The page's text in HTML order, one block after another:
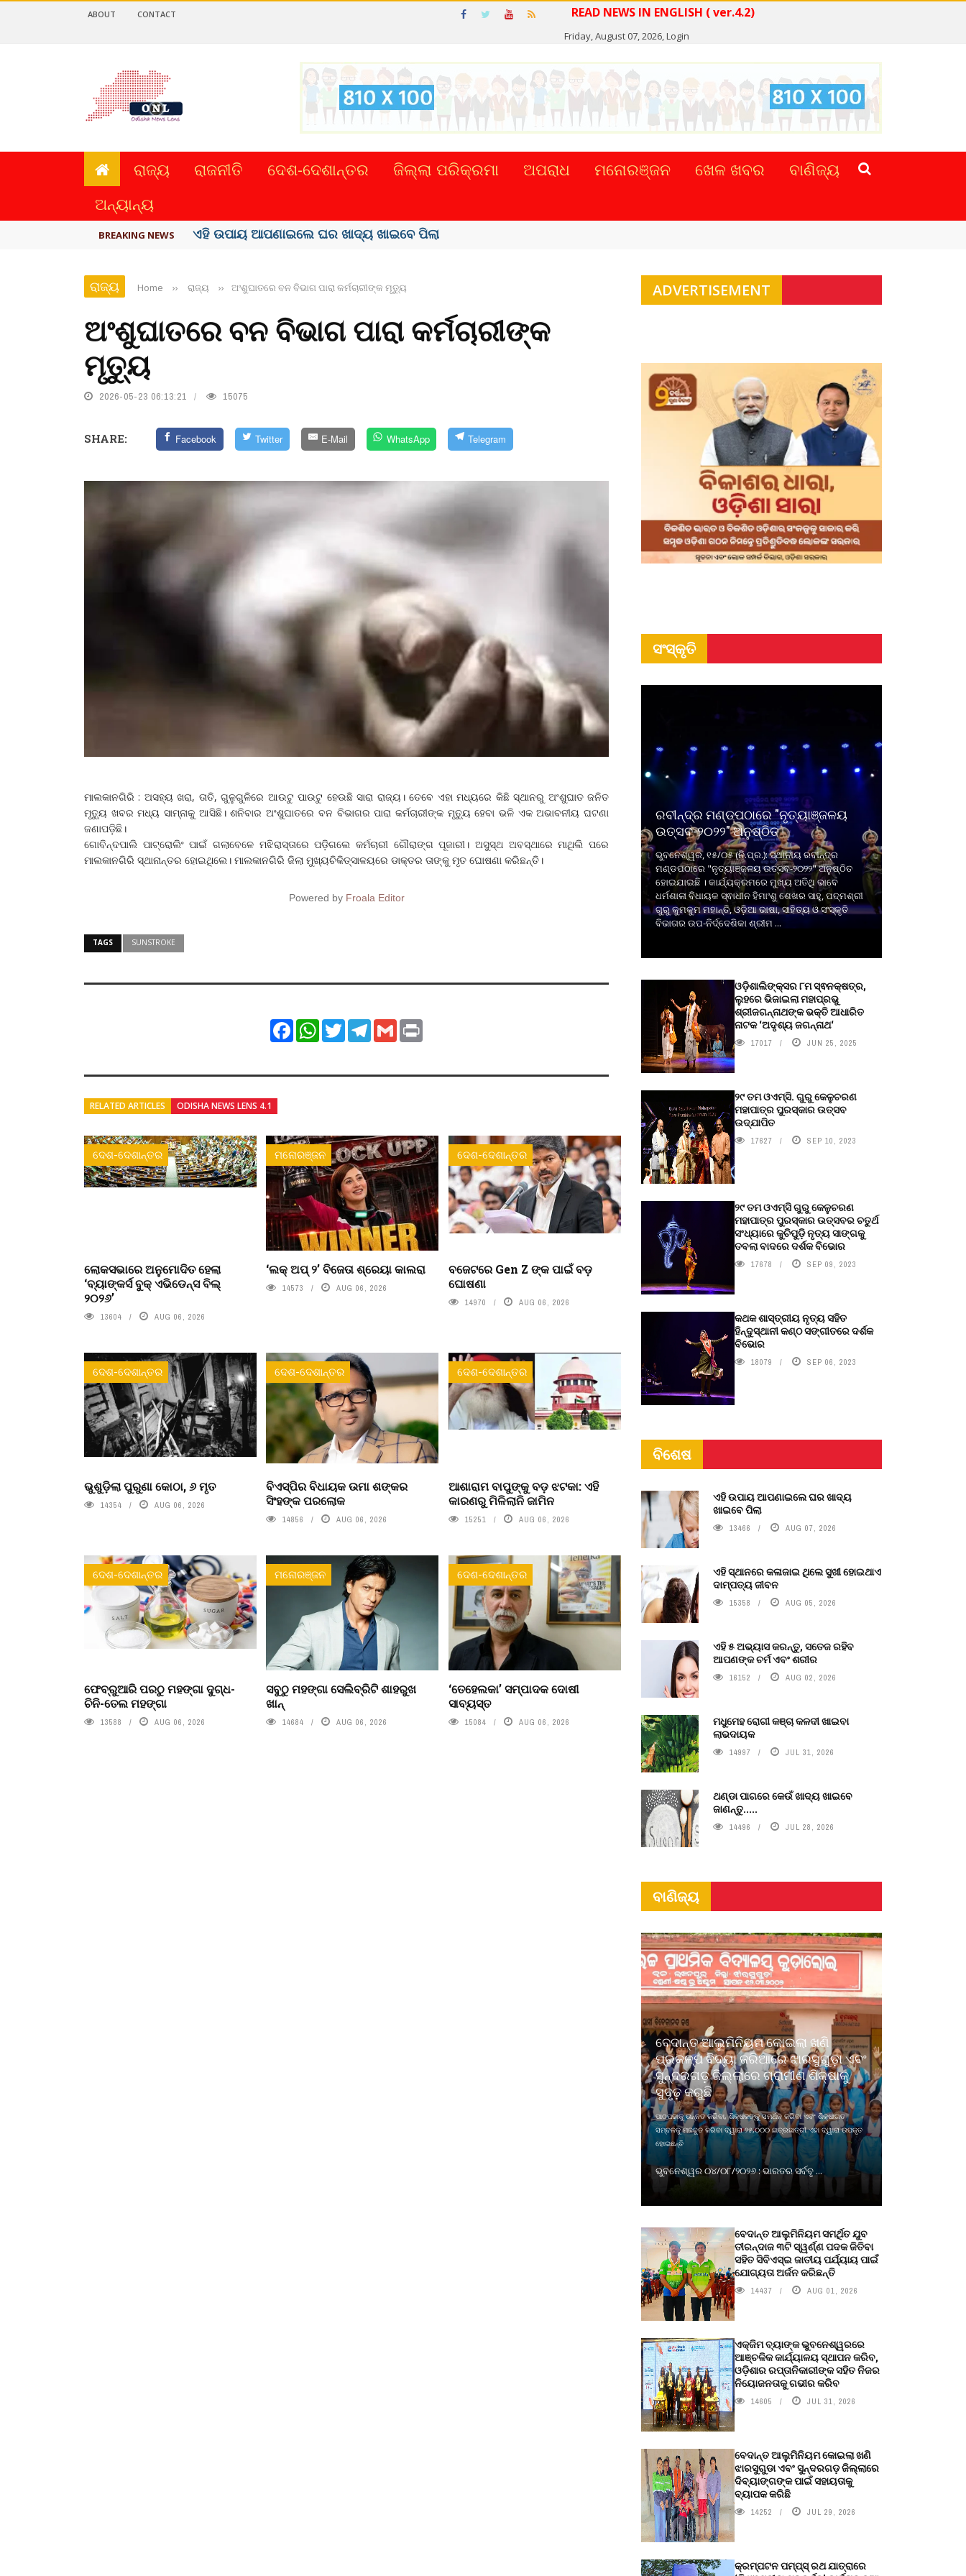
READ NEWS IN ENGLISH ( ver.4.2)
Friday, August 07, 2026,Login
ABOUT CONTACT
ରାଜ୍ୟ ରାଜନୀତି ଦେଶ-ଦେଶାନ୍ତର ଜିଲ୍ଲା ପରିକ୍ରମା ଅପରାଧ ମନୋରଞ୍ଜନ ଖେଳ ଖବର
ବାଣିଜ୍ୟ
ଅନ୍ୟାନ୍ୟ
BREAKING NEWS ଏହି ଉପାୟ ଆପଣାଇଲେ ଘର ଖାଦ୍ୟ ଖାଇବେ ପିଲା
ରାଜ୍ୟ Home ›› ରାଜ୍ୟ ›› ଅଂଶୁଘାତରେ ବନ ବିଭାଗ ପାରା କର୍ମଚାରୀଙ୍କ ମୃତ୍ୟୁ
ଅଂଶୁଘାତରେ ବନ ବିଭାଗ ପାରା କର୍ମଚାରୀଙ୍କ
ମୃତ୍ୟୁ
2026-05-23 06:13:21 15075
SHARE: Facebook Twitter E-Mail WhatsApp Telegram
ମାଲକାନଗିରି : ଅସହ୍ୟ ଖରା, ତାତି, ଗୁଳୁଗୁଳିରେ ଆଉଟୁ ପାଉଟୁ ହେଉଛି ସାରା ରାଜ୍ୟ। ତେବେ ଏହା ମଧ୍ୟରେ କିଛି ସ୍ଥାନରୁ ଅଂଶୁଘାତ ଜନିତ
ମୃତ୍ୟୁ ଖବର ମଧ୍ୟ ସାମ୍ନାକୁ ଆସିଛି। ଶନିବାର ଅଂଶୁଘାତରେ ବନ ବିଭାଗର ପାରା କର୍ମଚାରୀଙ୍କ ମୃତ୍ୟୁ ହେବା ଭଳି ଏକ ଅଭାବନୀୟ ଘଟଣା
ଜଣାପଡ଼ିଛି।
ଗୋବିନ୍ଦପାଲି ପାଟ୍ରୋଲିଂ ପାଇଁ ଗଲାବେଳେ ମଝିରାସ୍ତାରେ ପଡ଼ିଗଲେ କର୍ମଚାରୀ ଗୌରାଙ୍ଗ ପୂଜାରୀ। ଅସୁସ୍ଥ ଅବସ୍ଥାରେ ମାଥିଲି ପରେ
ମାଲକାନଗିରି ସ୍ଥାନାନ୍ତର ହୋଇଥିଲେ। ମାଲକାନଗିରି ଜିଲା ମୁଖ୍ୟଚିକିତ୍ସାଳୟରେ ଡାକ୍ତର ତାଙ୍କୁ ମୃତ ଘୋଷଣା କରିଛନ୍ତି।
Powered by Froala Editor
TAGS SUNSTROKE
FacebookWhatsApp
TwitterTelegram
Gmail
RELATED ARTICLES ODISHA NEWS LENS 4.1
ଦେଶ-ଦେଶାନ୍ତର
ଲୋକସଭାରେ ଅନୁମୋଦିତ ହେଲା
‘ବ୍ୟାଙ୍କର୍ସ ବୁକ୍ ଏଭିଡେନ୍ସ ବିଲ୍
୨୦୨୬’
13604 AUG 06, 2026
ମନୋରଞ୍ଜନ
‘ଲକ୍ ଅପ୍ ୨’ ବିଜେତା ଶ୍ରେୟା କାଲରା
14573 AUG 06, 2026
ଦେଶ-ଦେଶାନ୍ତର
ବଜେଟରେ Gen Z ଙ୍କ ପାଇଁ ବଡ଼
ଘୋଷଣା
14970 AUG 06, 2026
ଦେଶ-ଦେଶାନ୍ତର
ଭୁଶୁଡ଼ିଲା ପୁରୁଣା କୋଠା, ୬ ମୃତ
14354 AUG 06, 2026
ଦେଶ-ଦେଶାନ୍ତର
ବିଏସ୍‌ପିର ବିଧାୟକ ଉମା ଶଙ୍କର
ସିଂହଙ୍କ ପରଲୋକ
14856 AUG 06, 2026
ଦେଶ-ଦେଶାନ୍ତର
ଆଶାରାମ ବାପୁଙ୍କୁ ବଡ଼ ଝଟକା: ଏହି
କାରଣରୁ ମିଳିଲାନି ଜାମିନ
15251 AUG 06, 2026
ଦେଶ-ଦେଶାନ୍ତର
ଫେବ୍ରୁଆରି ପରଠୁ ମହଙ୍ଗା ଦୁଗ୍ଧ-
ଚିନି-ତେଲ ମହଙ୍ଗା
13588 AUG 06, 2026
ମନୋରଞ୍ଜନ
ସବୁଠୁ ମହଙ୍ଗା ସେଲିବ୍ରିଟି ଶାହରୁଖ
ଖାନ୍
14684 AUG 06, 2026
ଦେଶ-ଦେଶାନ୍ତର
‘ତେହେଲକା’ ସମ୍ପାଦକ ଦୋଷୀ
ସାବ୍ୟସ୍ତ
15084 AUG 06, 2026
ADVERTISEMENT
ସଂସ୍କୃତି
ରବୀନ୍ଦ୍ର ମଣ୍ଡପଠାରେ "ନୃତ୍ୟାଞ୍ଜଳୟ
ଉତ୍ସବ-୨୦୨୨" ଅନୁଷ୍ଠିତ
ଭୁବନେଶ୍ୱର, ୧୫/୦୫ (ନି.ପ୍ର.): ସ୍ଥାନୀୟ ରବୀନ୍ଦ୍ର
ମଣ୍ଡପଠାରେ "ନୃତ୍ୟାଞ୍ଜଳୟ ଉତ୍ସବ-୨୦୨୨" ଅନୁଷ୍ଠିତ
ହୋଇଯାଇଛି । କାର୍ଯ୍ୟକ୍ରମରେ ମୁଖ୍ୟ ଅତିଥି ଭାବେ
ଧର୍ମଶାଳା ବିଧାୟକ ସ୍ଵାଧୀନ ହିମାଂଶୁ ଶେଖର ସାହୁ, ପଦ୍ମଶ୍ରୀ
ଗୁରୁ କୁମକୁମ ମହାନ୍ତି, ଓଡ଼ିଆ ଭାଷା, ସାହିତ୍ୟ ଓ ସଂସ୍କୃତି
ବିଭାଗର ଉପ-ନିର୍ଦ୍ଦେଶିକା ଶ୍ରୀମ ...
ଓଡ଼ିଶାଲିଙ୍କ୍ସର ୮ମ ସ୍ଵନକ୍ଷତ୍ର,
ଲୁହରେ ଭିଜାଇଲା ମହାପ୍ରଭୁ
ଶ୍ରୀଜଗନ୍ନାଥଙ୍କ ଭକ୍ତି ଆଧାରିତ
ନାଟକ ‘ଅଦୃଶ୍ୟ ଜଗନ୍ନାଥ‘
17017 JUN 25, 2025
୨୯ ତମ ଓଏମ୍‌ସି. ଗୁରୁ କେଳୁଚରଣ
ମହାପାତ୍ର ପୁରସ୍କାର ଉତ୍ସବ
ଉଦ୍‍ଯାପିତ
17627 SEP 10, 2023
୨୯ ତମ ଓଏମ୍‌ସି ଗୁରୁ କେଳୁଚରଣ
ମହାପାତ୍ର ପୁରସ୍କାର ଉତ୍ସବର ଚତୁର୍ଥ
ସଂଧ୍ୟାରେ କୁଚିପୁଡ଼ି ନୃତ୍ୟ ସାଙ୍ଗକୁ
ତବଲା ବାଦରେ ଦର୍ଶକ ବିଭୋର
17678 SEP 09, 2023
କଥକ ଶାସ୍ତ୍ରୀୟ ନୃତ୍ୟ ସହିତ
ହିନ୍ଦୁସ୍ଥାନୀ କଣ୍ଠ ସଙ୍ଗୀତରେ ଦର୍ଶକ
ବିଭୋର
18079 SEP 06, 2023
ବିଶେଷ
ଏହି ଉପାୟ ଆପଣାଇଲେ ଘର ଖାଦ୍ୟ
ଖାଇବେ ପିଲା
13466 AUG 07, 2026
ଏହି ସ୍ଥାନରେ କଳାଜାଇ ଥିଲେ ସୁଖୀ ହୋଇଥାଏ
ଦାମ୍ପତ୍ୟ ଜୀବନ
15358 AUG 05, 2026
ଏହି ୫ ଅଭ୍ୟାସ କରନ୍ତୁ, ସତେଜ ରହିବ
ଆପଣଙ୍କ ଚର୍ମ ଏବଂ ଶରୀର
16152 AUG 02, 2026
ମଧୁମେହ ରୋଗୀ କଞ୍ଚା କଳଦୀ ଖାଇବା
ଲାଭଦାୟକ
14997 JUL 31, 2026
ଥଣ୍ଡା ପାଗରେ କେଉଁ ଖାଦ୍ୟ ଖାଇବେ
ଜାଣନ୍ତୁ.....
14496 JUL 28, 2026
ବାଣିଜ୍ୟ
ବେଦାନ୍ତ ଆଲୁମିନିୟମ କୋଇଲା ଖଣି
ପ୍ରକଳ୍ପ ବିଦ୍ୟା ଜରିଆରେ ଝାରସୁଗୁଡ଼ା ଏବଂ
ସୁନ୍ଦରଗଡ଼ ଜିଲ୍ଲାରେ ଗ୍ରାମୀଣ ଶିକ୍ଷାକୁ
ସୁଦୃଢ଼ କରୁଛି
ପାଠପଢାକୁ ଉନ୍ନତ କରିବା, ଶିକ୍ଷକଙ୍କୁ ସମର୍ଥନ କରିବା ଏବଂ ଶିକ୍ଷାଗତ
ସମ୍ବଳକୁ ମଜବୁତ କରିବା ଦ୍ୱାରା ୨୫,୦୦୦ ଛାତ୍ରଛାତ୍ରୀ ଏହା ଦ୍ୱାରା ଉପକୃତ
ହୋଇଛନ୍ତି
ଭୁବନେଶ୍ୱର ୦୪/୦୮/୨୦୨୬ : ଭାରତର ସର୍ବବୃ ...
ବେଦାନ୍ତ ଆଲୁମିନିୟମ ସମର୍ଥିତ ଯୁବ
ତୀରନ୍ଦାଜ ୩ଟି ସ୍ୱର୍ଣ୍ଣ ପଦକ ଜିତିବା
ସହିତ ସିବିଏସ୍ଇ ଜାତୀୟ ପର୍ଯ୍ୟାୟ ପାଇଁ
ଯୋଗ୍ୟତା ଅର୍ଜନ କରିଛନ୍ତି
14437 AUG 01, 2026
ଏକ୍ଜିମ ବ୍ୟାଙ୍କ ଭୁବନେଶ୍ୱରରେ
ଆଞ୍ଚଳିକ କାର୍ଯ୍ୟାଳୟ ସ୍ଥାପନ କରିବ,
ଓଡ଼ିଶାର ରପ୍ତାନିକାରୀଙ୍କ ସହିତ ନିଜର
ନିୟୋଜନତାକୁ ଗଭୀର କରିବ
14605 JUL 31, 2026
ବେଦାନ୍ତ ଆଲୁମିନିୟମ କୋଇଲା ଖଣି
ଝାରସୁଗୁଡା ଏବଂ ସୁନ୍ଦରଗଡ଼ ଜିଲ୍ଲାରେ
ଦିବ୍ୟାଙ୍ଗଙ୍କ ପାଇଁ ସହାୟତାକୁ
ବ୍ୟାପକ କରିଛି
14252 JUL 29, 2026
କ୍ରମ୍ପଟନ ପମ୍ପ୍‌ସ୍‌ ରଥ ଯାତ୍ରାରେ